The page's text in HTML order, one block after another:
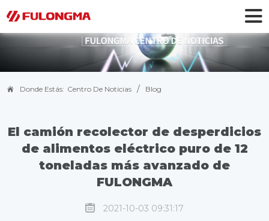
Donde Estás: Centro De Noticias / Blog
El camión recolector de desperdicios
de alimentos eléctrico puro de 12
toneladas más avanzado de
FULONGMA
2021-10-03 09:31:17